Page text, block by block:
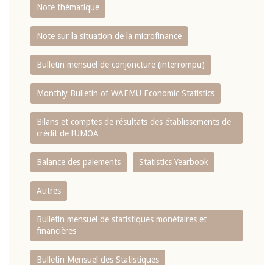
Note thématique
Note sur la situation de la microfinance
Bulletin mensuel de conjoncture (interrompu)
Monthly Bulletin of WAEMU Economic Statistics
Bilans et comptes de résultats des établissements de
crédit de l‘UMOA
Balance des paiements Statistics Yearbook
Autres
Bulletin mensuel de statistiques monétaires et
financières
Bulletin Mensuel des Statistiques